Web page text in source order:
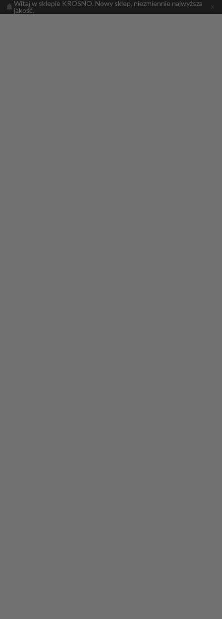
Witaj w sklepie KROSNO. Nowy sklep, niezmiennie najwyższa
jakość.